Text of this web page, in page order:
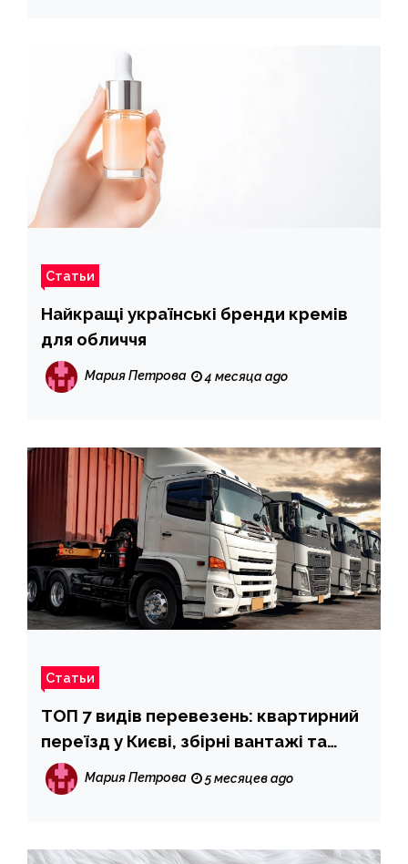
Статьи
Найкращі українські бренди кремів
для обличчя
Мария Петрова 4 месяца ago
Статьи
ТОП 7 видів перевезень: квартирний
переїзд у Києві, збірні вантажі та
міжнародні доставлення вантажу
Мария Петрова 5 месяцев ago